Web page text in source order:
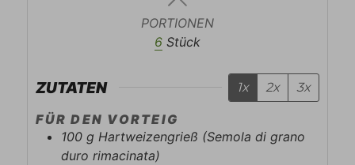
PORTIONEN
6 Stück
ZUTATEN 1x 2x 3x
FÜR DEN VORTEIG
100 g Hartweizengrieß (Semola di grano
duro rimacinata)